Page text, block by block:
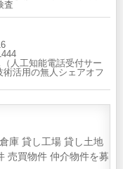
査
人工知能電話受付サー
活用の無人シェアオフ
庫 貸し工場 貸し土地
売買物件 仲介物件を募